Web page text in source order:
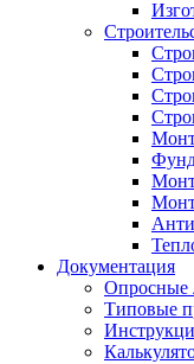
Документация
Опросные
Типовые